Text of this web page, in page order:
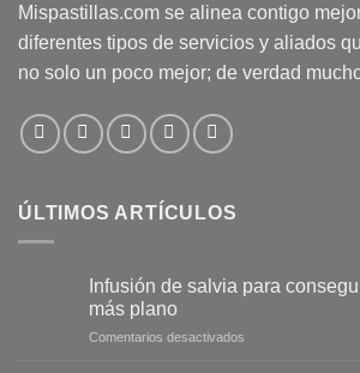
Mispastillas.com se alinea contigo
diferentes tipos de servicios y aliados
no solo un poco mejor; de verdad
ÚLTIMOS ARTÍCULOS
Infusión de salvia para
más plano
Comentarios desactivados